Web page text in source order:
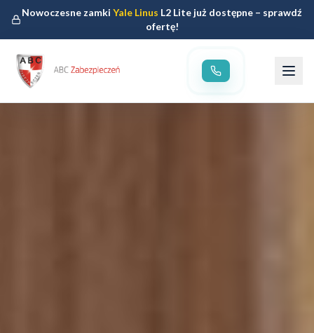
Nowoczesne zamkiYale Linus L2 Lite już dostępne – sprawdź
ofertę!